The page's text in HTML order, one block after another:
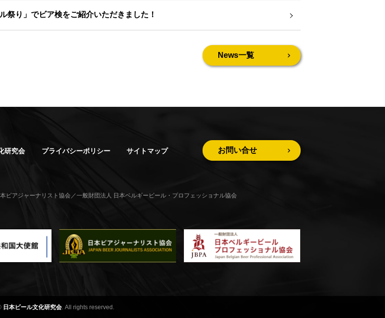
祭り」でビア検をご紹介いただきました！
News一覧
研究会 プライバシーポリシー サイトマップ お問い合せ
ビアジャーナリスト協会／一般財団法人 日本ベルギービール・プロフェッショナル協会
日本ビール文化研究会. All rights reserved.